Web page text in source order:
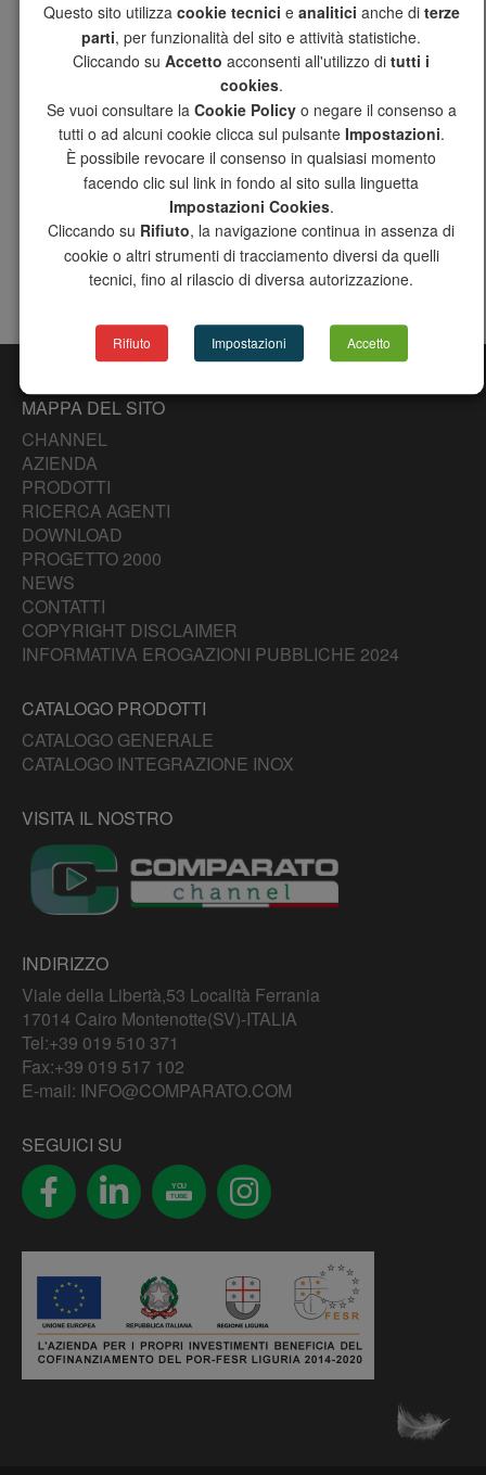
25/02/2026
CATEGORIE
NEWS
SEGUICI SU
You
Tube
MAPPA DEL SITO
CHANNEL
AZIENDA
PRODOTTI
RICERCA AGENTI
DOWNLOAD
PROGETTO 2000
NEWS
CONTATTI
COPYRIGHT DISCLAIMER
INFORMATIVA EROGAZIONI PUBBLICHE 2024
CATALOGO PRODOTTI
CATALOGO GENERALE
CATALOGO INTEGRAZIONE INOX
VISITA IL NOSTRO
INDIRIZZO
Viale della Libertà,53 Località Ferrania
17014 Cairo Montenotte(SV)-ITALIA
Tel:+39 019 510 371
Fax:+39 019 517 102
E-mail: INFO@COMPARATO.COM
SEGUICI SU
YOU
TUBE
Questo sito utilizza cookie tecnici e analitici anche di terze
parti, per funzionalità del sito e attività statistiche.
Cliccando su Accetto acconsenti all'utilizzo di tutti i
cookies.
Se vuoi consultare la Cookie Policyo negare il consenso a
tutti o ad alcuni cookie clicca sul pulsante Impostazioni.
È possibile revocare il consenso in qualsiasi momento
facendo clic sul link in fondo al sito sulla linguetta
Impostazioni Cookies.
Cliccando su Rifiuto, la navigazione continua in assenza di
cookie o altri strumenti di tracciamento diversi da quelli
tecnici, fino al rilascio di diversa autorizzazione.
Rifiuto Impostazioni Accetto